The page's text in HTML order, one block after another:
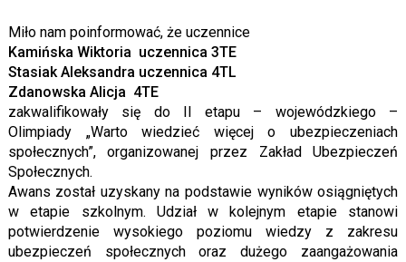
Miło nam poinformować, że uczennice
Kamińska Wiktoria uczennica 3TE
Stasiak Aleksandra uczennica 4TL
Zdanowska Alicja 4TE
zakwalifikowały się do II etapu – wojewódzkiego –
Olimpiady „Warto wiedzieć więcej o ubezpieczeniach
społecznych”, organizowanej przez Zakład Ubezpieczeń
Społecznych.
Awans został uzyskany na podstawie wyników osiągniętych
w etapie szkolnym. Udział w kolejnym etapie stanowi
potwierdzenie wysokiego poziomu wiedzy z zakresu
ubezpieczeń społecznych oraz dużego zaangażowania